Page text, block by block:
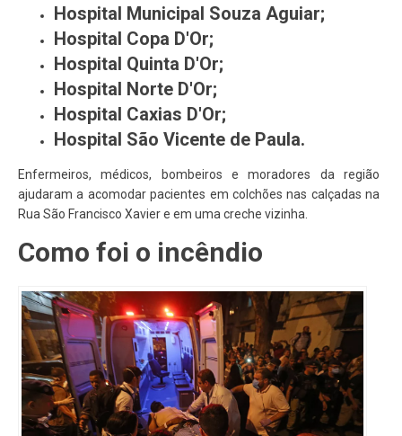
Hospital Municipal Souza Aguiar;
Hospital Copa D'Or;
Hospital Quinta D'Or;
Hospital Norte D'Or;
Hospital Caxias D'Or;
Hospital São Vicente de Paula.
Enfermeiros, médicos, bombeiros e moradores da região
ajudaram a acomodar pacientes em colchões nas calçadas na
Rua São Francisco Xavier e em uma creche vizinha.
Como foi o incêndio